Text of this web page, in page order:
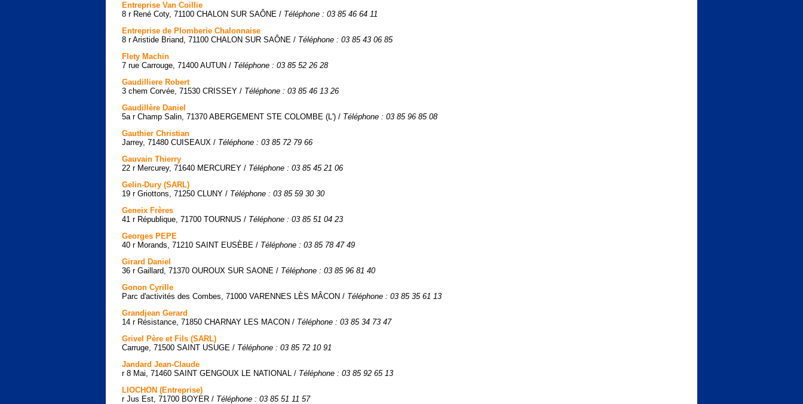
Entreprise Van Coillie
8 r René Coty, 71100 CHALON SUR SAÔNE / Téléphone : 03 85 46 64 11
Entreprise de Plomberie Chalonnaise
8 r Aristide Briand, 71100 CHALON SUR SAÔNE / Téléphone : 03 85 43 06 85
Flety Machin
7 rue Carrouge, 71400 AUTUN / Téléphone : 03 85 52 26 28
Gaudilliere Robert
3 chem Corvée, 71530 CRISSEY / Téléphone : 03 85 46 13 26
Gaudillère Daniel
5a r Champ Salin, 71370 ABERGEMENT STE COLOMBE (L') / Téléphone : 03 85 96 85 08
Gauthier Christian
Jarrey, 71480 CUISEAUX / Téléphone : 03 85 72 79 66
Gauvain Thierry
22 r Mercurey, 71640 MERCUREY / Téléphone : 03 85 45 21 06
Gelin-Dury (SARL)
19 r Griottons, 71250 CLUNY / Téléphone : 03 85 59 30 30
Geneix Frères
41 r République, 71700 TOURNUS / Téléphone : 03 85 51 04 23
Georges PEPE
40 r Morands, 71210 SAINT EUSÈBE / Téléphone : 03 85 78 47 49
Girard Daniel
36 r Gaillard, 71370 OUROUX SUR SAONE / Téléphone : 03 85 96 81 40
Gonon Cyrille
Parc d'activités des Combes, 71000 VARENNES LÈS MÂCON / Téléphone : 03 85 35 61 13
Grandjean Gerard
14 r Résistance, 71850 CHARNAY LES MACON / Téléphone : 03 85 34 73 47
Grivel Père et Fils (SARL)
Carruge, 71500 SAINT USUGE / Téléphone : 03 85 72 10 91
Jandard Jean-Claude
r 8 Mai, 71460 SAINT GENGOUX LE NATIONAL / Téléphone : 03 85 92 65 13
LIOCHON (Entreprise)
r Jus Est, 71700 BOYER / Téléphone : 03 85 51 11 57